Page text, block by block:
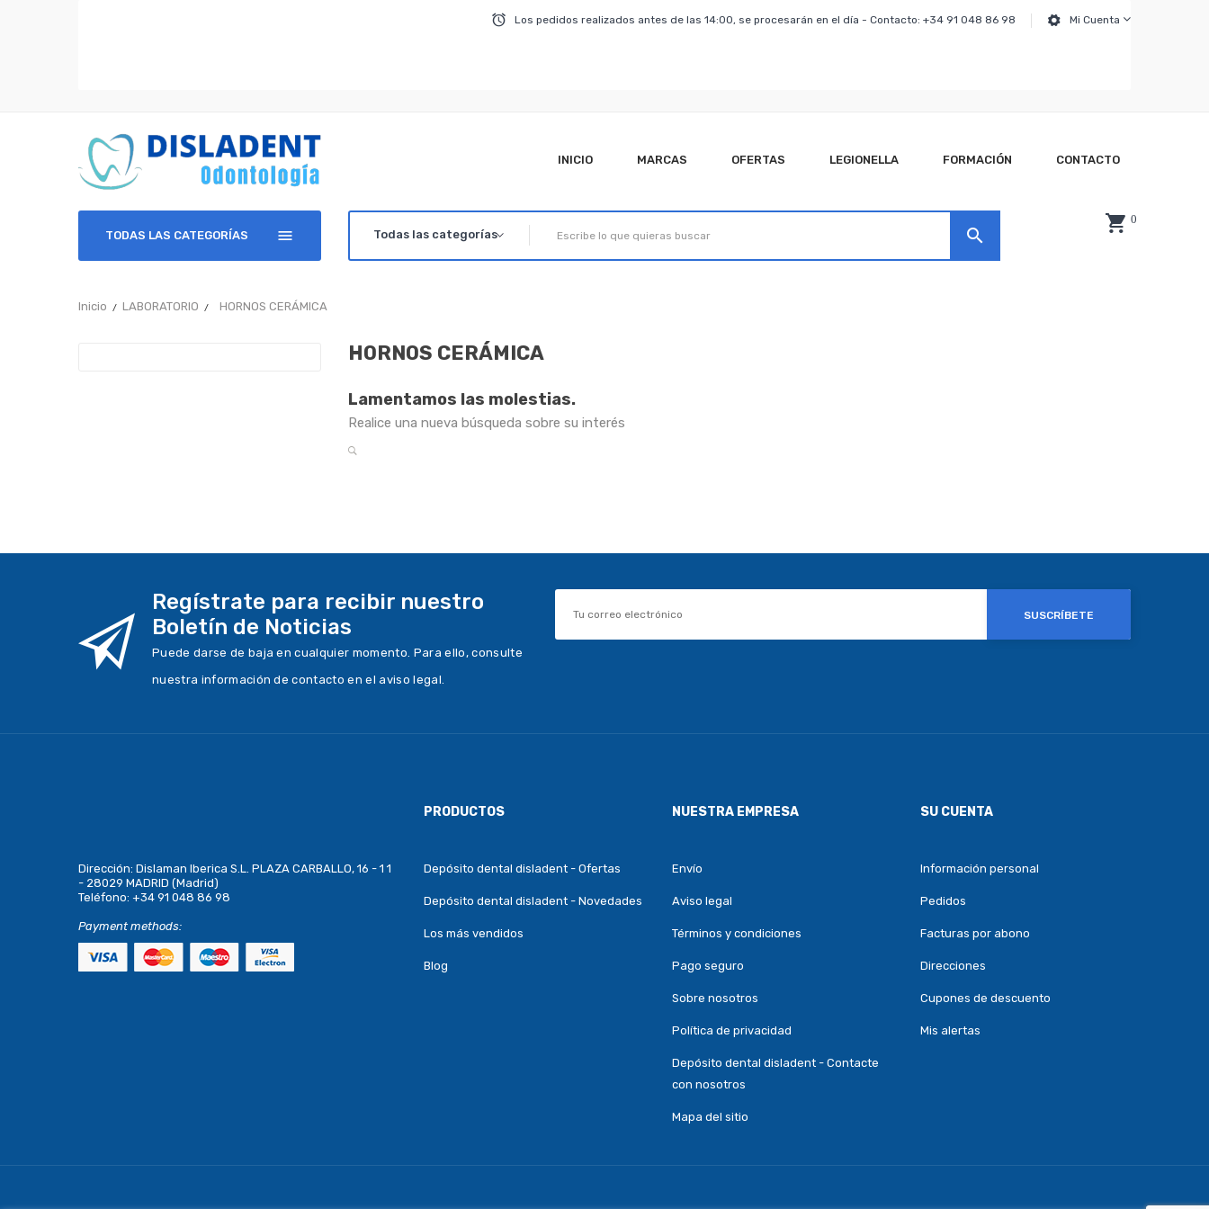
Mi Cuenta
Los pedidos realizados antes de las 14:00, se procesarán en el día - Contacto: +34 91 048 86 98
INICIO MARCAS OFERTAS LEGIONELLA FORMACIÓN CONTACTO
TODAS LAS CATEGORÍAS
0
search
Inicio LABORATORIO HORNOS CERÁMICA
HORNOS CERÁMICA
Lamentamos las molestias.
Realice una nueva búsqueda sobre su interés
Regístrate para recibir nuestro
Boletín de Noticias
Puede darse de baja en cualquier momento. Para ello, consulte
nuestra información de contacto en el aviso legal.
SUSCRÍBETE
Dirección: Dislaman Iberica S.L. PLAZA CARBALLO, 16 - 1 1
- 28029 MADRID (Madrid)
Teléfono: +34 91 048 86 98
Payment methods:
PRODUCTOS
Depósito dental disladent - Ofertas
Depósito dental disladent - Novedades
Los más vendidos
Blog
NUESTRA EMPRESA
Envío
Aviso legal
Términos y condiciones
Pago seguro
Sobre nosotros
Política de privacidad
Depósito dental disladent - Contacte
con nosotros
Mapa del sitio
SU CUENTA
Información personal
Pedidos
Facturas por abono
Direcciones
Cupones de descuento
Mis alertas